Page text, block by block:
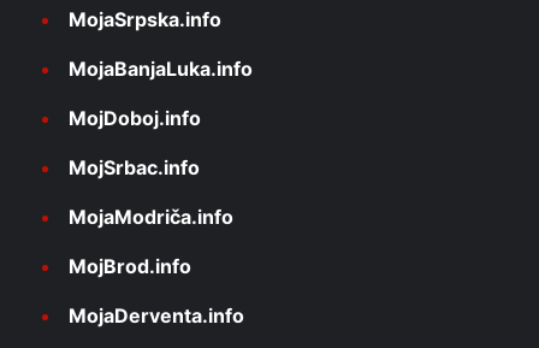
MojaSrpska.info
MojaBanjaLuka.info
MojDoboj.info
MojSrbac.info
MojaModriča.info
MojBrod.info
MojaDerventa.info